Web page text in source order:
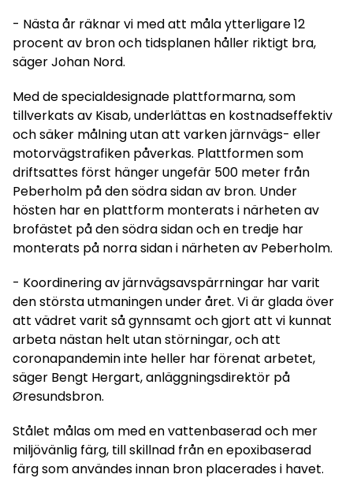
- Nästa år räknar vi med att måla ytterligare 12
procent av bron och tidsplanen håller riktigt bra,
säger Johan Nord.
Med de specialdesignade plattformarna, som
tillverkats av Kisab, underlättas en kostnadseffektiv
och säker målning utan att varken järnvägs- eller
motorvägstrafiken påverkas. Plattformen som
driftsattes först hänger ungefär 500 meter från
Peberholm på den södra sidan av bron. Under
hösten har en plattform monterats i närheten av
brofästet på den södra sidan och en tredje har
monterats på norra sidan i närheten av Peberholm.
- Koordinering av järnvägsavspärrningar har varit
den största utmaningen under året. Vi är glada över
att vädret varit så gynnsamt och gjort att vi kunnat
arbeta nästan helt utan störningar, och att
coronapandemin inte heller har förenat arbetet,
säger Bengt Hergart, anläggningsdirektör på
Øresundsbron.
Stålet målas om med en vattenbaserad och mer
miljövänlig färg, till skillnad från en epoxibaserad
färg som användes innan bron placerades i havet.